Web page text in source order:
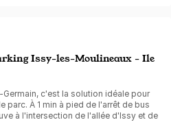
Issy-les-Moulineaux - Ile
c'est la solution idéale pour
À 1 min à pied de l'arrêt de bus
à l'intersection de l'allée d'Issy et de